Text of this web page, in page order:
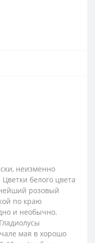
неизменно
белого цвета
розовый
по краю
и необычно.
мая в хорошо